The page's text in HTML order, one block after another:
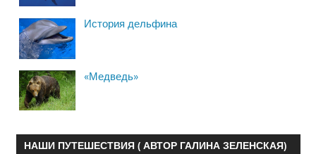
История дельфина
«Медведь»
НАШИ ПУТЕШЕСТВИЯ ( АВТОР ГАЛИНА ЗЕЛЕНСКАЯ)